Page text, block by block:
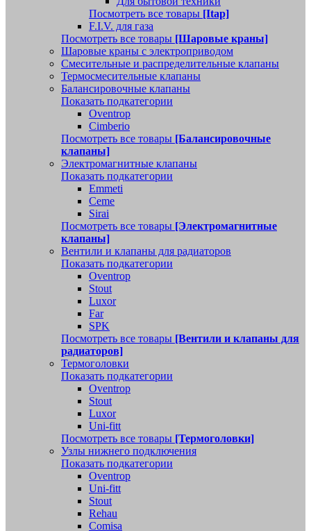
Посмотреть все товары [Itap]
F.I.V. для газа
Посмотреть все товары [Шаровые краны]
Шаровые краны с электроприводом
Смесительные и распределительные клапаны
Термосмесительные клапаны
Балансировочные клапаны
Показать подкатегории
Oventrop
Cimberio
Посмотреть все товары [Балансировочные
клапаны]
Электромагнитные клапаны
Показать подкатегории
Emmeti
Ceme
Sirai
Посмотреть все товары [Электромагнитные
клапаны]
Вентили и клапаны для радиаторов
Показать подкатегории
Oventrop
Stout
Luxor
Far
SPK
Посмотреть все товары [Вентили и клапаны для
радиаторов]
Термоголовки
Показать подкатегории
Oventrop
Stout
Luxor
Uni-fitt
Посмотреть все товары [Термоголовки]
Узлы нижнего подключения
Показать подкатегории
Oventrop
Uni-fitt
Stout
Rehau
Comisa